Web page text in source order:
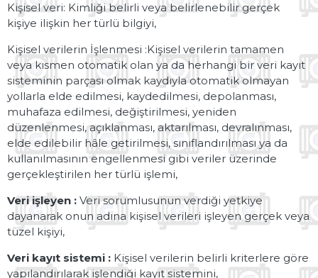
Kişisel veri: Kimliği belirli veya belirlenebilir gerçek
kişiye ilişkin her türlü bilgiyi,
Kişisel verilerin İşlenmesi :Kişisel verilerin tamamen
veya kısmen otomatik olan ya da herhangi bir veri kayıt
sisteminin parçası olmak kaydıyla otomatik olmayan
yollarla elde edilmesi, kaydedilmesi, depolanması,
muhafaza edilmesi, değiştirilmesi, yeniden
düzenlenmesi, açıklanması, aktarılması, devralınması,
elde edilebilir hâle getirilmesi, sınıflandırılması ya da
kullanılmasının engellenmesi gibi veriler üzerinde
gerçekleştirilen her türlü işlemi,
Veri işleyen : Veri sorumlusunun verdiği yetkiye
dayanarak onun adına kişisel verileri işleyen gerçek veya
tüzel kişiyi,
Veri kayıt sistemi : Kişisel verilerin belirli kriterlere göre
yapılandırılarak işlendiği kayıt sistemini,